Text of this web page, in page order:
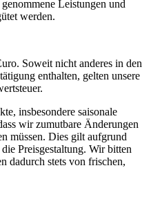
Leistungen und
werden.
Soweit nicht anderes in den
enthalten, gelten unsere
insbesondere saisonale
wir zumutbare Änderungen
müssen. Dies gilt aufgrund
Preisgestaltung. Wir bitten
dadurch stets von frischen,